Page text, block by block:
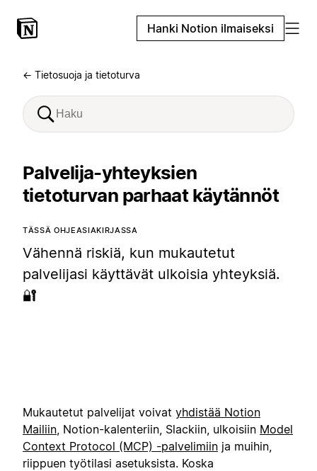
Hanki Notion ilmaiseksi
← Tietosuoja ja tietoturva
Palvelija-yhteyksien
tietoturvan parhaat käytännöt
TÄSSÄ OHJEASIAKIRJASSA
Vähennä riskiä, kun mukautetut
palvelijasi käyttävät ulkoisia yhteyksiä.
🔐
Mukautetut palvelijat voivat yhdistää Notion
Mailiin , Notion-kalenteriin, Slackiin, ulkoisiin Model
Context Protocol (MCP) -palvelimiin ja muihin,
riippuen työtilasi asetuksista. Koska